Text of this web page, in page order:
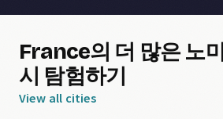
France의 더 많은 노
시 탐험하기
View all cities